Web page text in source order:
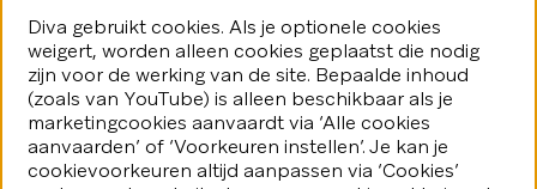
Geen glans
hier
We speelden je blijkbaar even
kwijt...Geen nood, er valt nog veel
fonkeling te ontdekken.
Diva gebruikt cookies. Als je optionele cookies
weigert, worden alleen cookies geplaatst die nodig
zijn voor de werking van de site. Bepaalde inhoud
(zoals van YouTube) is alleen beschikbaar als je
marketingcookies aanvaardt via ‘Alle cookies
aanvaarden’ of ‘Voorkeuren instellen’. Je kan je
cookievoorkeuren altijd aanpassen via ‘Cookies’